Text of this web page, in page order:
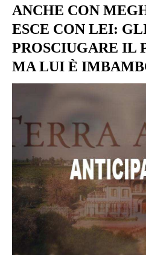
ANCHE CON
ESCE CON LEI:
PROSCIUGARE IL
MA LUI È